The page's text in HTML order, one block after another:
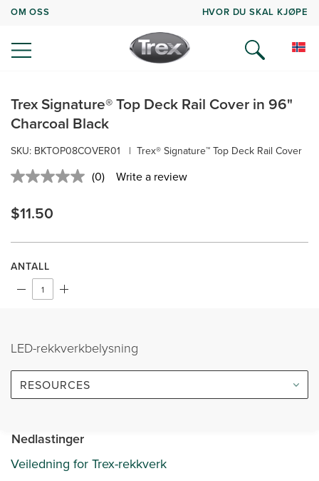
OM OSS HVOR DU SKAL KJØPE
Trex Signature® Top Deck Rail Cover in 96"
Charcoal Black
SKU: BKTOP08COVER01 | Trex® Signature™ Top Deck Rail Cover
No
link.
(0) Write a review
$11.50
ANTALL
LED-rekkverkbelysning
RESOURCES
Nedlastinger
Veiledning for Trex-rekkverk